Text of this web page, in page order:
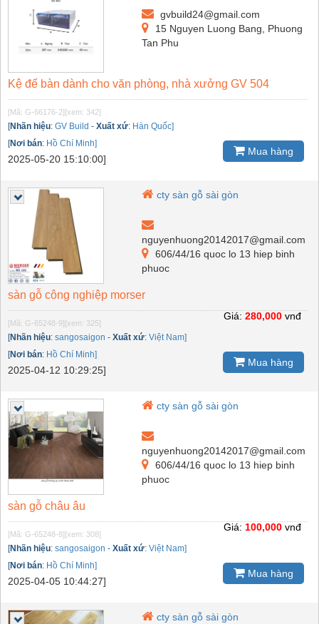
gvbuild24@gmail.com
15 Nguyen Luong Bang, Phuong
Tan Phu
Kệ để bàn dành cho văn phòng, nhà xưởng GV 504
[Mã: G-66176-2] [xem: 342]
[Nhãn hiệu: GV Build - Xuất xứ: Hàn Quốc]
[Nơi bán: Hồ Chí Minh]
2025-05-20 15:10:00]
Mua hàng
cty sàn gỗ sài gòn
nguyenhuong20142017@gmail.com
606/44/16 quoc lo 13 hiep binh
phuoc
sàn gỗ công nghiệp morser
[Mã: G-65248-9] [xem: 325]
[Nhãn hiệu: sangosaigon - Xuất xứ: Việt Nam]
[Nơi bán: Hồ Chí Minh]
2025-04-12 10:29:25]
Giá: 280,000 vnđ
Mua hàng
cty sàn gỗ sài gòn
nguyenhuong20142017@gmail.com
606/44/16 quoc lo 13 hiep binh
phuoc
sàn gỗ châu âu
[Mã: G-65248-8] [xem: 308]
[Nhãn hiệu: sangosaigon - Xuất xứ: Việt Nam]
[Nơi bán: Hồ Chí Minh]
2025-04-05 10:44:27]
Giá: 100,000 vnđ
Mua hàng
cty sàn gỗ sài gòn